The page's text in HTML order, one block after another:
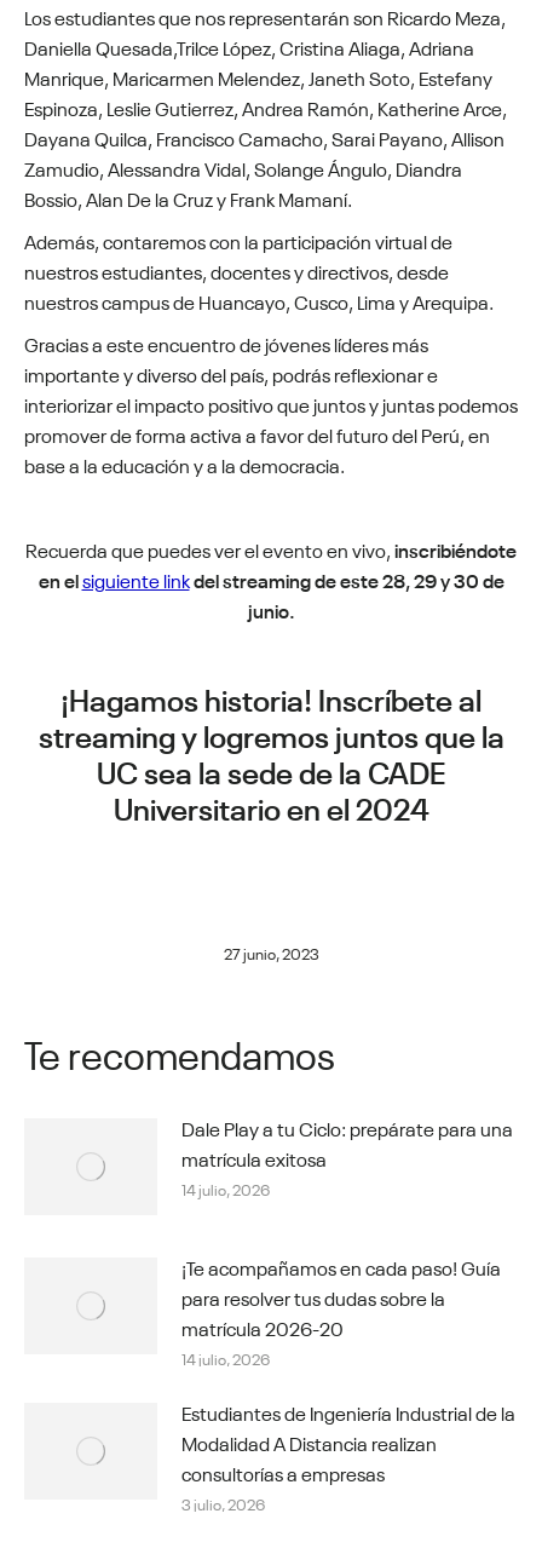
Los estudiantes que nos representarán son Ricardo Meza,
Daniella Quesada,Trilce López, Cristina Aliaga, Adriana
Manrique, Maricarmen Melendez, Janeth Soto, Estefany
Espinoza, Leslie Gutierrez, Andrea Ramón, Katherine Arce,
Dayana Quilca, Francisco Camacho, Sarai Payano, Allison
Zamudio, Alessandra Vidal, Solange Ángulo, Diandra
Bossio, Alan De la Cruz y Frank Mamaní.
Además, contaremos con la participación virtual de
nuestros estudiantes, docentes y directivos, desde
nuestros campus de Huancayo, Cusco, Lima y Arequipa.
Gracias a este encuentro de jóvenes líderes más
importante y diverso del país, podrás reflexionar e
interiorizar el impacto positivo que juntos y juntas podemos
promover de forma activa a favor del futuro del Perú, en
base a la educación y a la democracia.
Recuerda que puedes ver el evento en vivo,inscribiéndote
en elsiguiente linkdelstreaming de este 28, 29 y 30 de
junio.
¡Hagamos historia! Inscríbete al
streaming y logremos juntos que la
UC seala sede de la CADE
Universitario en el 2024
27 junio, 2023
Te recomendamos
Dale Play a tu Ciclo: prepárate para una
matrícula exitosa
14 julio, 2026
¡Te acompañamos en cada paso! Guía
para resolver tus dudas sobre la
matrícula 2026-20
14 julio, 2026
Estudiantes de Ingeniería Industrial de la
Modalidad A Distancia realizan
consultorías a empresas
3 julio, 2026